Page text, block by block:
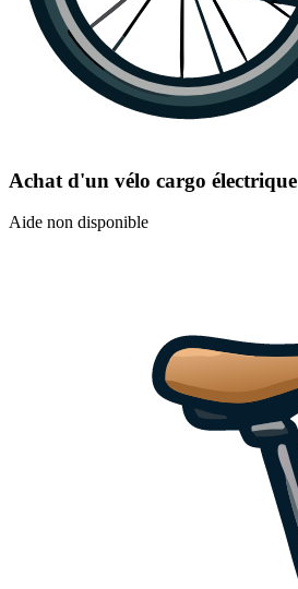
Achat d'un vélo cargo électrique
Aide non disponible